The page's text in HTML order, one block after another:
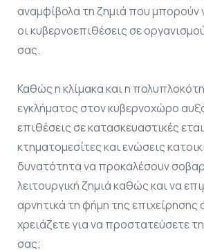
αναμφίβολα τη ζημιά που μπορούν
οι κυβερνοεπιθέσεις σε
σας.
Καθώς η κλίμακα και η
εγκλήματος στον κυβερνοχώρο
επιθέσεις σε κατασκευαστικές
κτηματομεσίτες και ενώσεις
δυνατότητα να προκαλέσουν
λειτουργική ζημιά καθώς και να
αρνητικά τη φήμη της επιχείρησης
χρειάζετε για να προστατεύσετε
σας;